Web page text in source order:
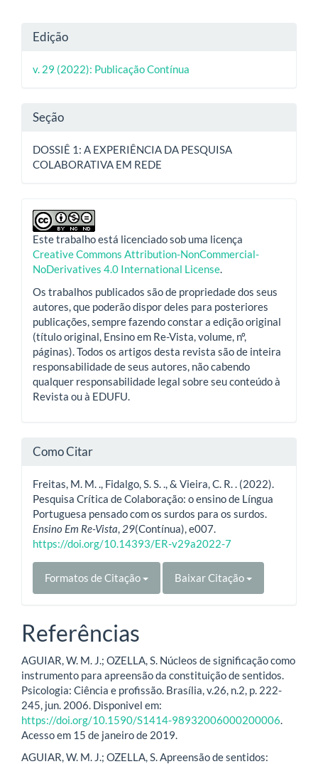
Detalhes
do
artigo
Edição
v. 29 (2022): Publicação Contínua
Seção
DOSSIÊ 1: A EXPERIÊNCIA DA PESQUISA
COLABORATIVA EM REDE
Este trabalho está licenciado sob uma licença
Creative Commons Attribution-NonCommercial-
NoDerivatives 4.0 International License.
Os trabalhos publicados são de propriedade dos seus
autores, que poderão dispor deles para posteriores
publicações, sempre fazendo constar a edição original
(título original, Ensino em Re-Vista, volume, nº,
páginas). Todos os artigos desta revista são de inteira
responsabilidade de seus autores, não cabendo
qualquer responsabilidade legal sobre seu conteúdo à
Revista ou à EDUFU.
Como Citar
Freitas, M. M. ., Fidalgo, S. S. ., & Vieira, C. R. . (2022).
Pesquisa Crítica de Colaboração: o ensino de Língua
Portuguesa pensado com os surdos para os surdos.
Ensino Em Re-Vista, 29(Contínua), e007.
https://doi.org/10.14393/ER-v29a2022-7
Formatos de Citação Baixar Citação
Referências
AGUIAR, W. M. J.; OZELLA, S. Núcleos de significação como
instrumento para apreensão da constituição de sentidos.
Psicologia: Ciência e profissão. Brasília, v.26, n.2, p. 222-
245, jun. 2006. Disponivel em:
https://doi.org/10.1590/S1414-98932006000200006
Acesso em 15 de janeiro de 2019.
AGUIAR, W. M. J.; OZELLA, S. Apreensão de sentidos: